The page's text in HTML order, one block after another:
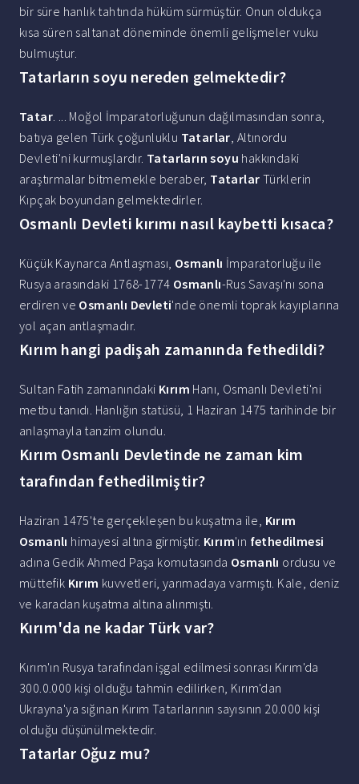
bir süre hanlık tahtında hüküm sürmüştür. Onun oldukça
kısa süren saltanat döneminde önemli gelişmeler vuku
bulmuştur.
Tatarların soyu nereden gelmektedir?
Tatar. ... Moğol İmparatorluğunun dağılmasından sonra,
batıya gelen Türk çoğunluklu Tatarlar, Altınordu
Devleti'ni kurmuşlardır. Tatarların soyu hakkındaki
araştırmalar bitmemekle beraber, Tatarlar Türklerin
Kıpçak boyundan gelmektedirler.
Osmanlı Devleti kırımı nasıl kaybetti kısaca?
Küçük Kaynarca Antlaşması, Osmanlı İmparatorluğu ile
Rusya arasındaki 1768-1774 Osmanlı-Rus Savaşı'nı sona
erdiren ve Osmanlı Devleti'nde önemli toprak kayıplarına
yol açan antlaşmadır.
Kırım hangi padişah zamanında fethedildi?
Sultan Fatih zamanındaki Kırım Hanı, Osmanlı Devleti'ni
metbu tanıdı. Hanlığın statüsü, 1 Haziran 1475 tarihinde bir
anlaşmayla tanzim olundu.
Kırım Osmanlı Devletinde ne zaman kim
tarafından fethedilmiştir?
Haziran 1475'te gerçekleşen bu kuşatma ile, Kırım
Osmanlı himayesi altına girmiştir. Kırım'ın fethedilmesi
adına Gedik Ahmed Paşa komutasında Osmanlı ordusu ve
müttefik Kırım kuvvetleri, yarımadaya varmıştı. Kale, deniz
ve karadan kuşatma altına alınmıştı.
Kırım'da ne kadar Türk var?
Kırım'ın Rusya tarafından işgal edilmesi sonrası Kırım'da
300.0.000 kişi olduğu tahmin edilirken, Kırım'dan
Ukrayna'ya sığınan Kırım Tatarlarının sayısının 20.000 kişi
olduğu düşünülmektedir.
Tatarlar Oğuz mu?